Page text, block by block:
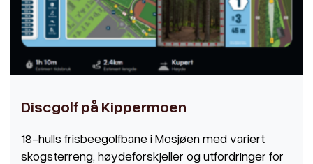
Discgolf på Kippermoen
18-hulls frisbeegolfbane i Mosjøen med variert
skogsterreng, høydeforskjeller og utfordringer for